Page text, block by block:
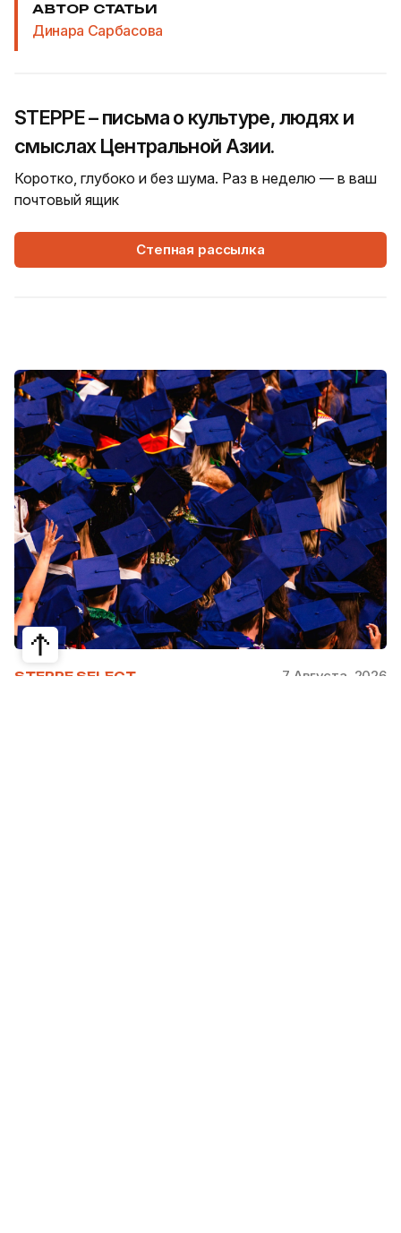
АВТОР СТАТЬИ
Динара Сарбасова
STEPPE – письма о культуре, людях и
смыслах Центральной Азии.
Коротко, глубоко и без шума. Раз в неделю — в ваш
почтовый ящик
Степная рассылка
STEPPE SELECT 7 Августа, 2026